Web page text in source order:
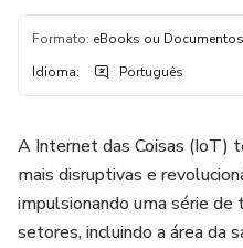
Formato: eBooks ou Documentos
Idioma: Português
A Internet das Coisas (IoT)
mais disruptivas e
impulsionando uma série
setores, incluindo a área da